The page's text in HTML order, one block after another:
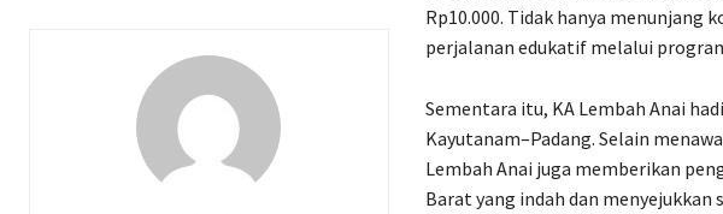
Rp10.000. Tidak hanya menunjang
perjalanan edukatif melalui
Sementara itu, KA Lembah Anai
Kayutanam–Padang. Selain
Lembah Anai juga memberikan
Barat yang indah dan menyejukkan